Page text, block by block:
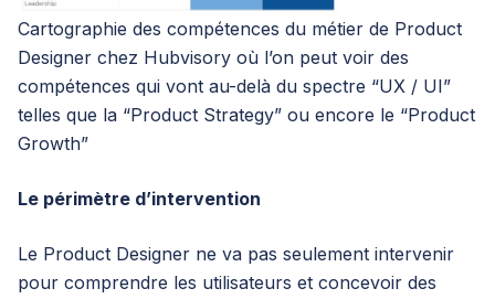
Cartographie des compétences du métier de Product
Designer chez Hubvisory où l’on peut voir des
compétences qui vont au-delà du spectre “UX / UI”
telles que la “Product Strategy” ou encore le “Product
Growth”
Le périmètre d’intervention
Le Product Designer ne va pas seulement intervenir
pour comprendre les utilisateurs et concevoir des